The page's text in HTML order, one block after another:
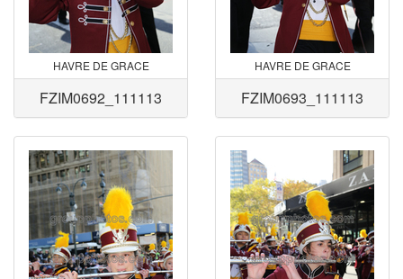
HAVRE DE GRACE
FZIM0692_111113
HAVRE DE GRACE
FZIM0693_111113